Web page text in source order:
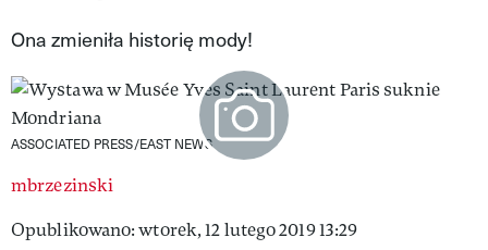
VIVA!PEOPLE POWER
Ona zmieniła historię mody!
ASSOCIATED PRESS/EAST NEWS
mbrzezinski
Opublikowano: wtorek, 12 lutego 2019 13:29